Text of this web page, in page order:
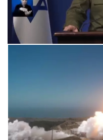
Следующее видео через 5